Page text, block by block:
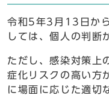
令和5年3月13日か
しては、個人の判断
ただし、感染対策上
症化リスクの高い方
に場面に応じた適切